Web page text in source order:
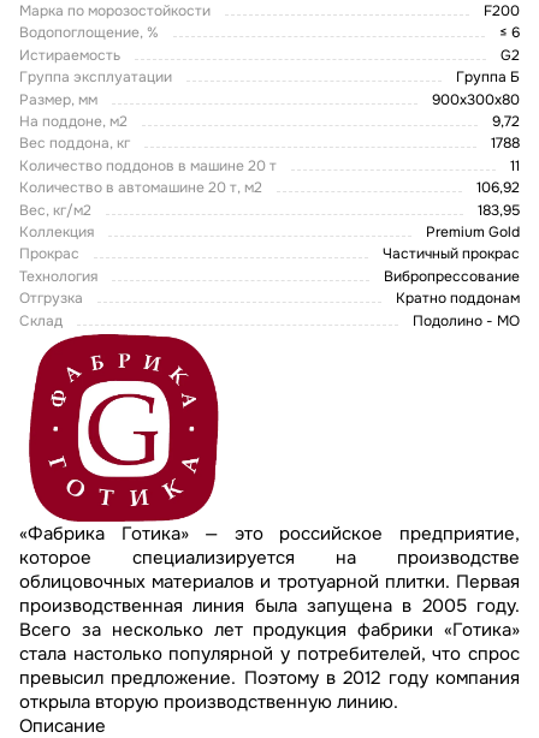
Марка по морозостойкости
F200
Водопоглощение, %
≤ 6
Истираемость
G2
Группа эксплуатации
Группа Б
Размер, мм
900x300x80
На поддоне, м2
9,72
Вес поддона, кг
1788
Количество поддонов в машине 20 т
11
Количество в автомашине 20 т, м2
106,92
Вес, кг/м2
183,95
Коллекция
Premium Gold
Прокрас
Частичный прокрас
Технология
Вибропрессование
Отгрузка
Кратно поддонам
Склад
Подолино - МО
«Фабрика Готика» — это российское предприятие,
которое специализируется на производстве
облицовочных материалов и тротуарной плитки. Первая
производственная линия была запущена в 2005 году.
Всего за несколько лет продукция фабрики «Готика»
стала настолько популярной у потребителей, что спрос
превысил предложение. Поэтому в 2012 году компания
открыла вторую производственную линию.
Описание